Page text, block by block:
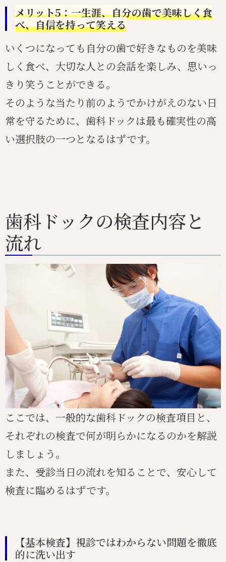
メリット5：一生涯、自分の歯で美味しく食
べ、自信を持って笑える
いくつになっても自分の歯で好きなものを美味
しく食べ、大切な人との会話を楽しみ、思いっ
きり笑うことができる。
そのような当たり前のようでかけがえのない日
常を守るために、歯科ドックは最も確実性の高
い選択肢の一つとなるはずです。
歯科ドックの検査内容と
流れ
ここでは、一般的な歯科ドックの検査項目と、
それぞれの検査で何が明らかになるのかを解説
しましょう。
また、受診当日の流れを知ることで、安心して
検査に臨めるはずです。
【基本検査】視診ではわからない問題を徹底
的に洗い出す